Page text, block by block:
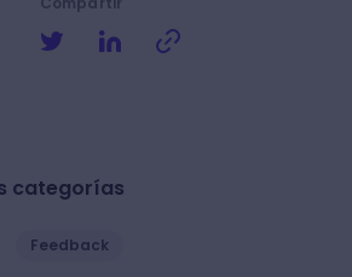
categorías
Feedback